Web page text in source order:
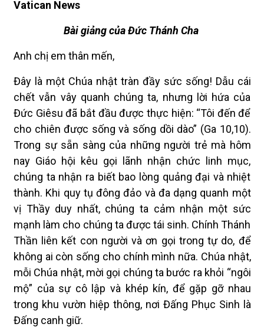
Vatican News
Bài giảng của Đức Thánh Cha
Anh chị em thân mến,
Đây là một Chúa nhật tràn đầy sức sống! Dẫu cái
chết vẫn vây quanh chúng ta, nhưng lời hứa của
Đức Giêsu đã bắt đầu được thực hiện: “Tôi đến để
cho chiên được sống và sống dồi dào” (Ga 10,10).
Trong sự sẵn sàng của những người trẻ mà hôm
nay Giáo hội kêu gọi lãnh nhận chức linh mục,
chúng ta nhận ra biết bao lòng quảng đại và nhiệt
thành. Khi quy tụ đông đảo và đa dạng quanh một
vị Thầy duy nhất, chúng ta cảm nhận một sức
mạnh làm cho chúng ta được tái sinh. Chính Thánh
Thần liên kết con người và ơn gọi trong tự do, để
không ai còn sống cho chính mình nữa. Chúa nhật,
mỗi Chúa nhật, mời gọi chúng ta bước ra khỏi “ngôi
mộ” của sự cô lập và khép kín, để gặp gỡ nhau
trong khu vườn hiệp thông, nơi Đấng Phục Sinh là
Đấng canh giữ.